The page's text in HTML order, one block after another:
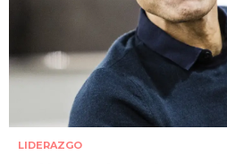
LIDERAZGO